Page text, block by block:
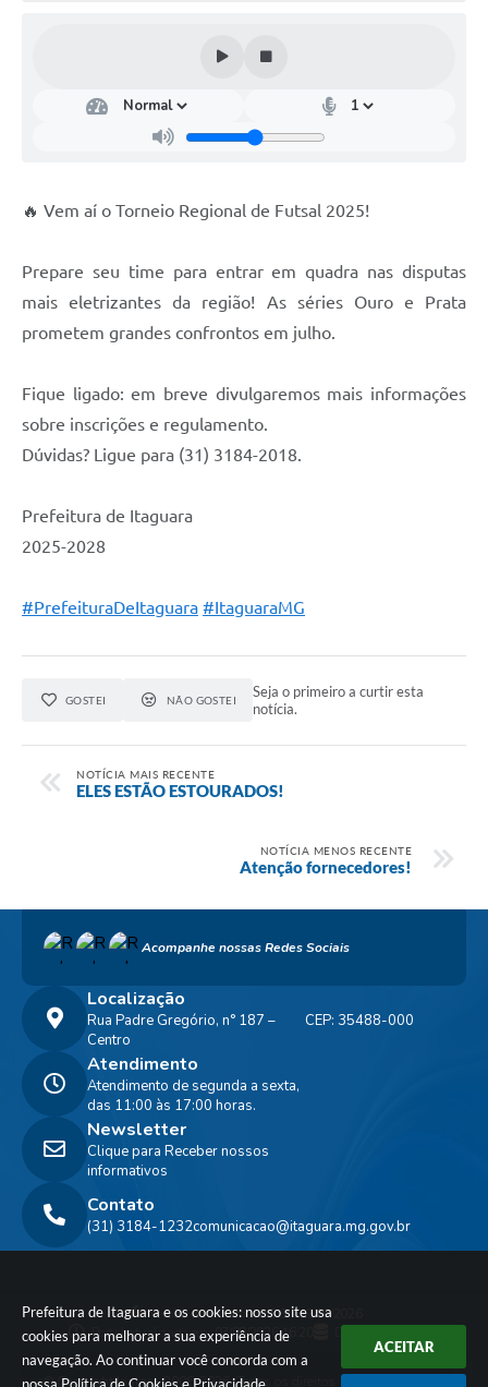
Prefeitura de Itaguara e os cookies: nosso site usa
cookies para melhorar a sua experiência de
navegação. Ao continuar você concorda com a
ACEITAR
🔥 Vem aí o Torneio Regional de Futsal 2025!
Prepare seu time para entrar em quadra nas disputas
mais eletrizantes da região! As séries Ouro e Prata
prometem grandes confrontos em julho.
Fique ligado: em breve divulgaremos mais informações
sobre inscrições e regulamento.
Dúvidas? Ligue para (31) 3184-2018.
Prefeitura de Itaguara
2025-2028
#PrefeituraDeItaguara #ItaguaraMG
GOSTEI NÃO GOSTEI
Seja o primeiro a curtir esta
notícia.
NOTÍCIA MAIS RECENTE
ELES ESTÃO ESTOURADOS!
NOTÍCIA MENOS RECENTE
Atenção fornecedores!
Acompanhe nossas Redes Sociais
Localização
Rua Padre Gregório, n° 187 –
Centro
CEP: 35488-000
Contato
(31) 3184-1232comunicacao@itaguara.mg.gov.br
Atendimento
Atendimento de segunda a sexta,
das 11:00 às 17:00 horas.
Newsletter
Clique para Receber nossos
informativos
Versão do Sistema:3.5.3 - 19/06/2026
Portal atualizado em:07/08/2026 16:20 Dados Abertos
© Copyright Instar - 2006-2026. Todos os direitos